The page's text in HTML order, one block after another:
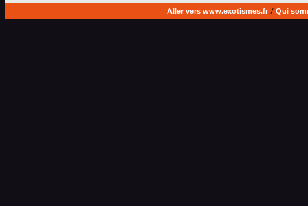
Aller vers www.exotismes.fr/ Qui